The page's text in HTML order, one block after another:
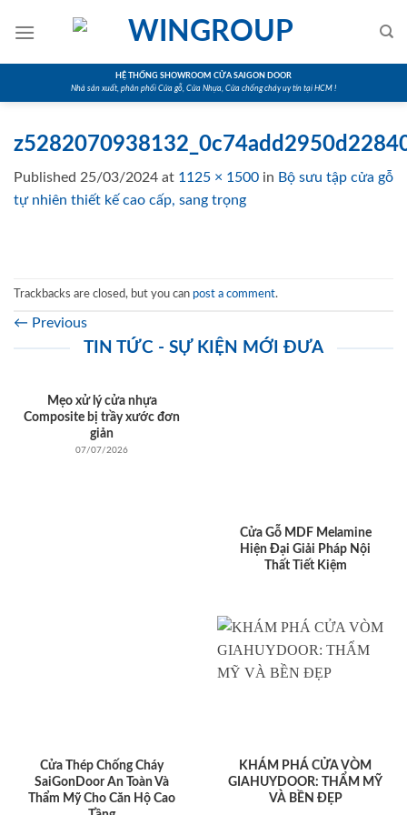
HỆ THỐNG SHOWROOM CỬA SAIGON DOOR
Nhà sản xuất, phân phối Cửa gỗ, Cửa Nhựa, Cửa chống cháy uy tín tại HCM !
Published 25/03/2024 at 1125 × 1500 in Bộ sưu tập cửa gỗ
tự nhiên thiết kế cao cấp, sang trọng
Trackbacks are closed, but you can post a comment.
← Previous
TIN TỨC - SỰ KIỆN MỚI ĐƯA
Mẹo xử lý cửa nhựa
Composite bị trầy xước đơn
giản
07/07/2026
Cửa Gỗ MDF Melamine
Hiện Đại Giải Pháp Nội
Thất Tiết Kiệm
Cửa Thép Chống Cháy
SaiGonDoor An Toàn Và
Thẩm Mỹ Cho Căn Hộ Cao
KHÁM PHÁ CỬA VÒM
GIAHUYDOOR: THẨM MỸ
VÀ BỀN ĐẸP